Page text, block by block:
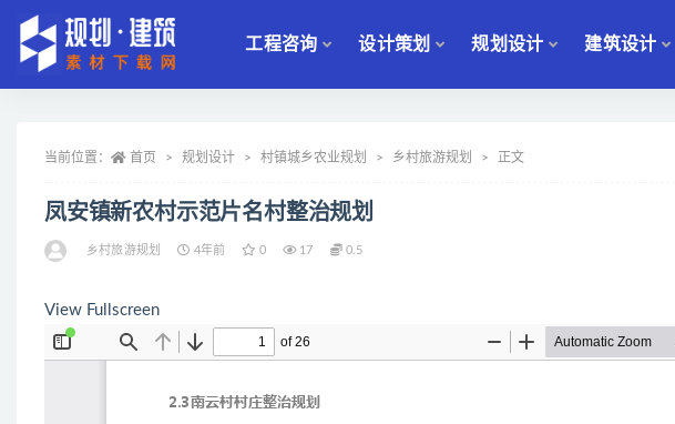
工程咨询 设计策划 规划设计 建筑设计
当前位置： 首页 规划设计 村镇城乡农业规划 乡村旅游规划 正文
凤安镇新农村示范片名村整治规划
乡村旅游规划 4年前 0 17 0.5
View Fullscreen